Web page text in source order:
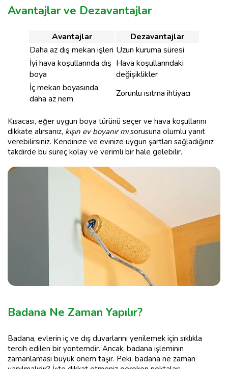
Avantajlar ve Dezavantajlar
Avantajlar
Dezavantajlar
Daha az dış mekan işleri Uzun kuruma süresi
İyi hava koşullarında dış
boya
Hava koşullarındaki
değişiklikler
İç mekan boyasında
daha az nem
Zorunlu ısıtma ihtiyacı
Kısacası, eğer uygun boya türünü seçer ve hava koşullarını
dikkate alırsanız, kışın ev boyanır mısorusuna olumlu yanıt
verebilirsiniz. Kendinize ve evinize uygun şartları sağladığınız
takdirde bu süreç kolay ve verimli bir hale gelebilir.
Badana Ne Zaman Yapılır?
Badana, evlerin iç ve dış duvarlarını yenilemek için sıklıkla
tercih edilen bir yöntemdir. Ancak, badana işleminin
zamanlaması büyük önem taşır. Peki, badana ne zaman